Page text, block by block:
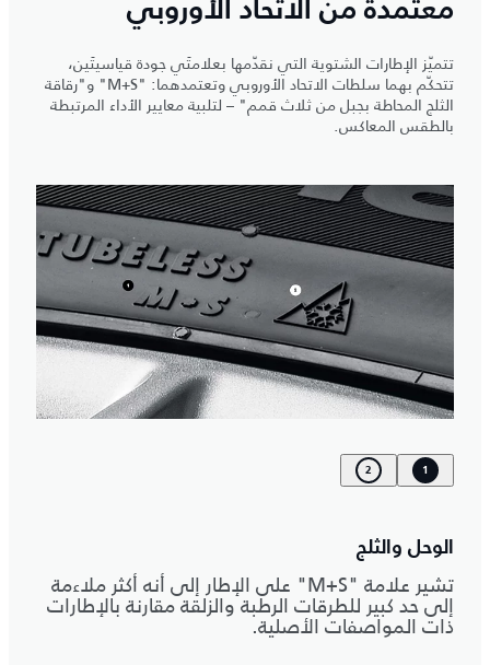
معتمدة من الاتحاد الأوروبي
تتميّز الإطارات الشتوية التي نقدّمها بعلامتَي جودة قياسيتَين،
تتحكّم بهما سلطات الاتحاد الأوروبي وتعتمدهما: "M+S" و"رقاقة
الثلج المحاطة بجبل من ثلاث قمم" – لتلبية معايير الأداء المرتبطة
بالطقس المعاكس.
1
2
الوحل والثلج
تشير علامة "M+S" على الإطار إلى أنه أكثر ملاءمة
إلى حد كبير للطرقات الرطبة والزلقة مقارنة بالإطارات
ذات المواصفات الأصلية.